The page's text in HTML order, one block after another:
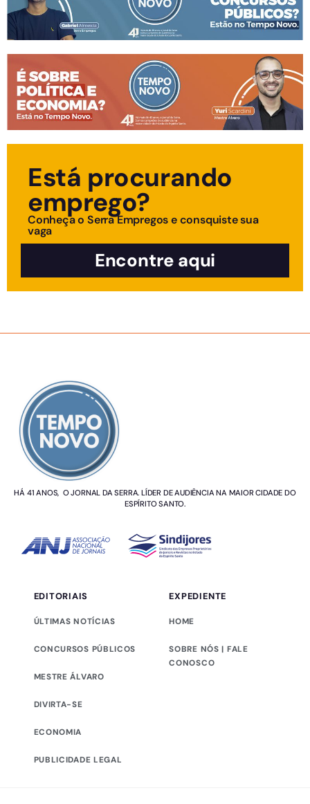
Está procurando
emprego?
Conheça o Serra Empregos e consquiste sua
vaga
Encontre aqui
HÁ 41 ANOS, O JORNAL DA SERRA. LÍDER DE AUDIÊNCIA NA MAIOR CIDADE DO
ESPÍRITO SANTO.
EDITORIAIS
ÚLTIMAS NOTÍCIAS
CONCURSOS PÚBLICOS
MESTRE ÁLVARO
DIVIRTA-SE
ECONOMIA
PUBLICIDADE LEGAL
EXPEDIENTE
HOME
SOBRE NÓS | FALE
CONOSCO